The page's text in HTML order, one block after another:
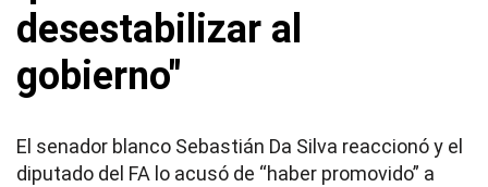
desestabilizar al
gobierno"
El senador blanco Sebastián Da Silva reaccionó y el
diputado del FA lo acusó de “haber promovido” a